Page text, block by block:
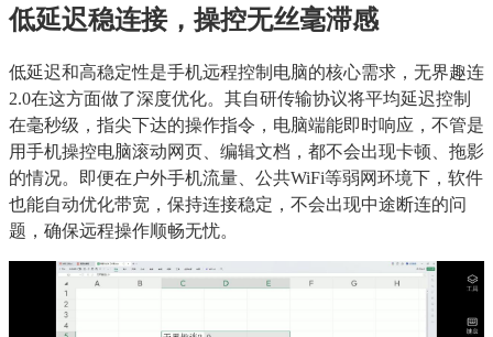
低延迟稳连接，操控无丝毫滞感
低延迟和高稳定性是手机远程控制电脑的核心需求，无界趣连
2.0在这方面做了深度优化。其自研传输协议将平均延迟控制
在毫秒级，指尖下达的操作指令，电脑端能即时响应，不管是
用手机操控电脑滚动网页、编辑文档，都不会出现卡顿、拖影
的情况。即便在户外手机流量、公共WiFi等弱网环境下，软件
也能自动优化带宽，保持连接稳定，不会出现中途断连的问
题，确保远程操作顺畅无忧。